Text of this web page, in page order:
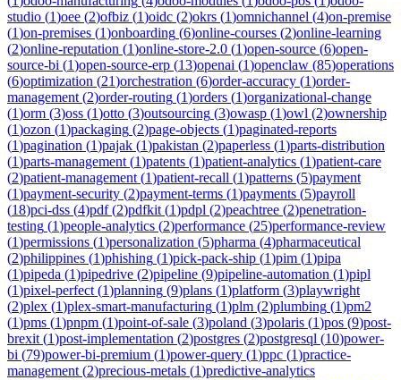
studio (1)oee (2)ofbiz (1)oidc (2)okrs (1)omnichannel (4)on-premise
(1)on-premises (1)onboarding (6)online-courses (2)online-learning
(2)online-reputation (1)online-store-2.0 (1)open-source (6)open-
source-bi (1)open-source-erp (13)openai (1)openclaw (85)operations
(6)optimization (21)orchestration (6)order-accuracy (1)order-
management (2)order-routing (1)orders (1)organizational-change
(1)orm (3)oss (1)otto (3)outsourcing (3)owasp (1)owl (2)ownership
(1)ozon (1)packaging (2)page-objects (1)paginated-reports
(1)pagination (1)pajak (1)pakistan (2)paperless (1)parts-distribution
(1)parts-management (1)patents (1)patient-analytics (1)patient-care
(2)patient-management (1)patient-recall (1)patterns (5)payment
(1)payment-security (2)payment-terms (1)payments (5)payroll
(18)pci-dss (4)pdf(2)pdfkit (1)pdpl (2)peachtree (2)penetration-
testing (1)people-analytics (2)performance (25)performance-review
(1)permissions (1)personalization (5)pharma (4)pharmaceutical
(2)philippines (1)phishing (1)pick-pack-ship (1)pim (1)pipa
(1)pipeda (1)pipedrive (2)pipeline (9)pipeline-automation (1)pipl
(1)pixel-perfect (1)planning (9)plans (1)platform (3)playwright
(2)plex (1)plex-smart-manufacturing (1)plm (2)plumbing (1)pm2
(1)pms (1)pnpm (1)point-of-sale (3)poland (3)polaris (1)pos (9)post-
brexit (1)post-implementation (2)postgres (2)postgresql (10)power-
bi (79)power-bi-premium (1)power-query (1)ppc (1)practice-
management (2)precious-metals (1)predictive-analytics